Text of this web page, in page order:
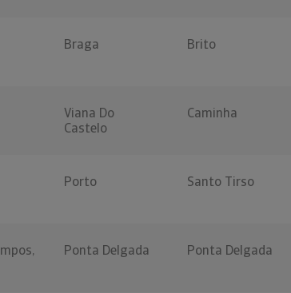
Braga Brito
Viana Do
Castelo
Caminha
Porto Santo Tirso
Ponta Delgada Ponta Delgada